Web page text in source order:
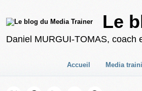
Le
Daniel MURGUI-TOMAS, coach
Accueil Media